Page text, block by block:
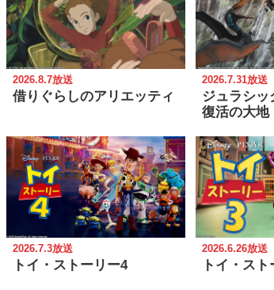
2026.8.7放送
借りぐらしのアリエッティ
2026.7.31放送
ジュラシッ
復活の大地
2026.7.3放送
トイ・ストーリー4
2026.6.26放送
トイ・ス